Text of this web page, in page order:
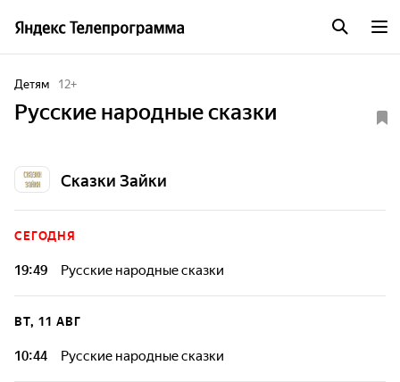
Детям 12+
Русские народные сказки
Сказки Зайки
СЕГОДНЯ
19:49 Русские народные сказки
ВТ, 11 АВГ
10:44 Русские народные сказки